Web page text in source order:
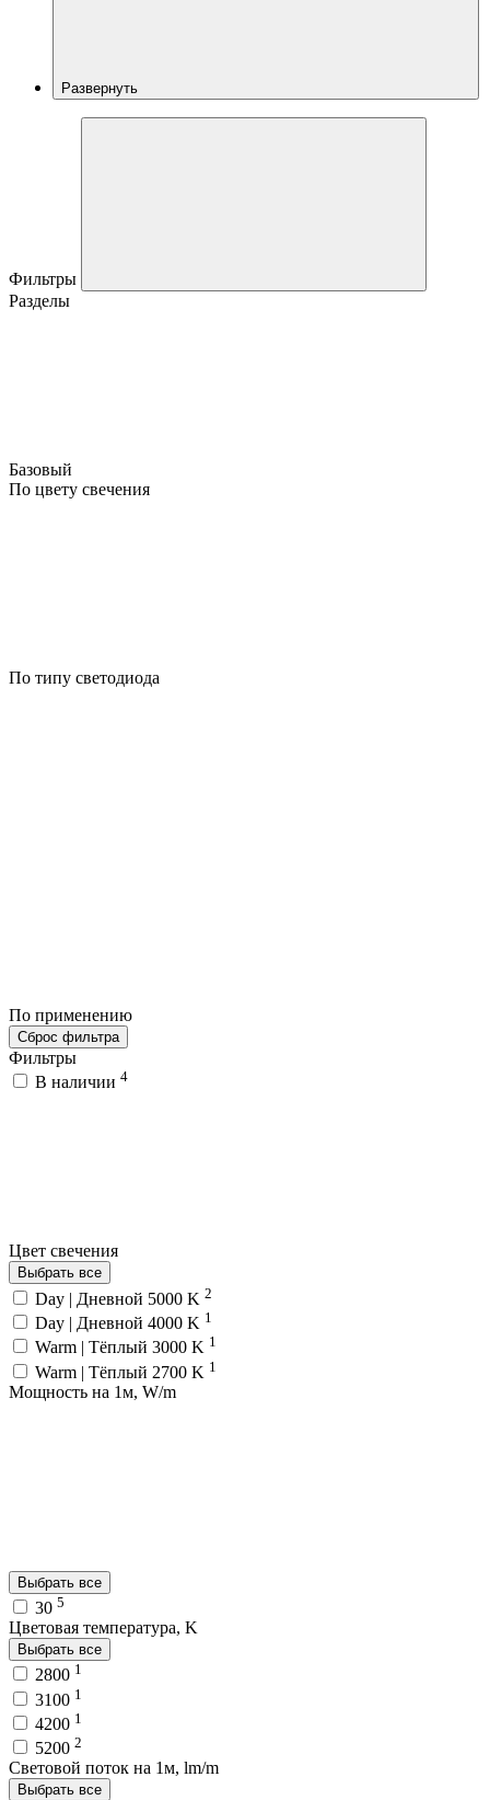
Развернуть
Фильтры
Разделы
Базовый
По цвету свечения
По типу светодиода
По применению
Сброс фильтра
Фильтры
В наличии 4
Цвет свечения
Выбрать все
Day | Дневной 5000 K 2
Day | Дневной 4000 K 1
Warm | Тёплый 3000 K 1
Warm | Тёплый 2700 K 1
Мощность на 1м, W/m
Выбрать все
30 5
Цветовая температура, K
Выбрать все
2800 1
3100 1
4200 1
5200 2
Световой поток на 1м, lm/m
Выбрать все